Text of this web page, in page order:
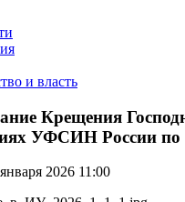
и власть
Крещения
УФСИН России
2026 11:00